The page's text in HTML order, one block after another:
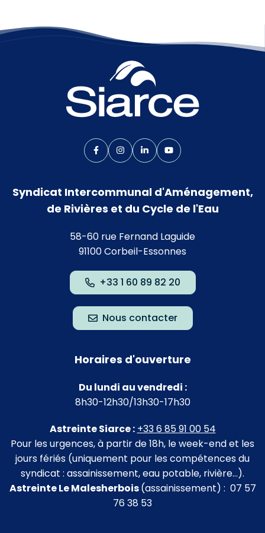
Lien vers le compte Facebook
Lien vers le compte Instagram
Lien vers le compte Linkedin
Lien vers la chaîne
Syndicat Intercommunal d'Aménagement,
de Rivières et du Cycle de l'Eau
58-60 rue Fernand Laguide
91100 Corbeil-Essonnes
+33 1 60 89 82 20
Nous contacter
Horaires d'ouverture
Du lundi au vendredi :
8h30-12h30/13h30-17h30
Astreinte Siarce : +33 6 85 91 00 54
Pour les urgences, à partir de 18h, le week-end et les
jours fériés (uniquement pour les compétences du
syndicat : assainissement, eau potable, rivière…).
Astreinte Le Malesherbois(assainissement) : 07 57
76 38 53